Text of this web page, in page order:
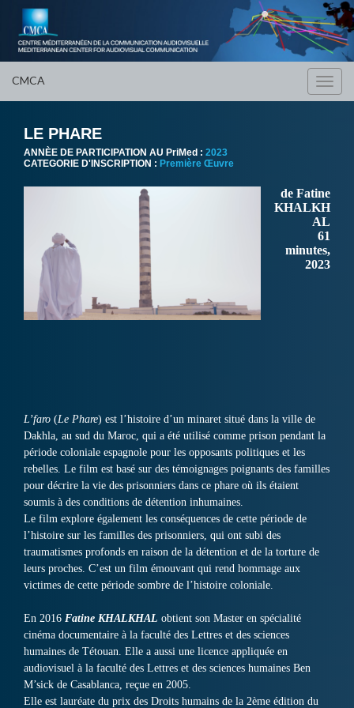
CMCA
LE PHARE
ANNÈE DE PARTICIPATION AU PriMed : 2023
CATEGORIE D'INSCRIPTION : Première Œuvre
de Fatine
KHALKH
AL
61
minutes,
2023
L’faro (Le Phare) est l’histoire d’un minaret situé dans la ville de
Dakhla, au sud du Maroc, qui a été utilisé comme prison pendant la
période coloniale espagnole pour les opposants politiques et les
rebelles. Le film est basé sur des témoignages poignants des familles
pour décrire la vie des prisonniers dans ce phare où ils étaient
soumis à des conditions de détention inhumaines.
Le film explore également les conséquences de cette période de
l’histoire sur les familles des prisonniers, qui ont subi des
traumatismes profonds en raison de la détention et de la torture de
leurs proches. C’est un film émouvant qui rend hommage aux
victimes de cette période sombre de l’histoire coloniale.
En 2016 Fatine KHALKHAL obtient son Master en spécialité
cinéma documentaire à la faculté des Lettres et des sciences
humaines de Tétouan. Elle a aussi une licence appliquée en
audiovisuel à la faculté des Lettres et des sciences humaines Ben
M’sick de Casablanca, reçue en 2005.
Elle est lauréate du prix des Droits humains de la 2ème édition du